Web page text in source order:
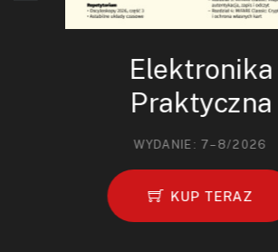
Elektronika
Praktyczna
WYDANIE: 7–8/2026
KUP TERAZ